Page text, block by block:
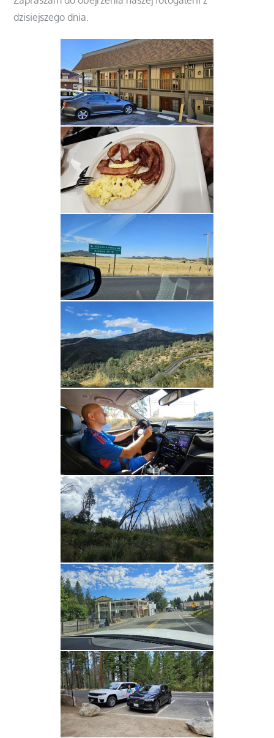
dzisiejszego dnia.